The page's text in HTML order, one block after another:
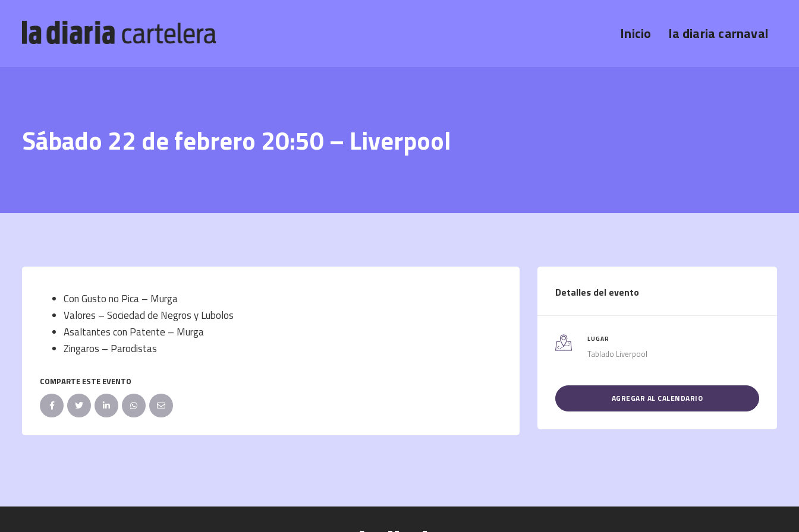
Inicio la diaria carnaval
Sábado 22 de febrero 20:50 – Liverpool
Con Gusto no Pica – Murga
Valores – Sociedad de Negros y Lubolos
Asaltantes con Patente – Murga
Zingaros – Parodistas
COMPARTE ESTE EVENTO
Detalles del evento
LUGAR
Tablado Liverpool
AGREGAR AL CALENDARIO